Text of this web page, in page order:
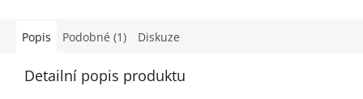
Popis Podobné (1) Diskuze
Detailní popis produktu